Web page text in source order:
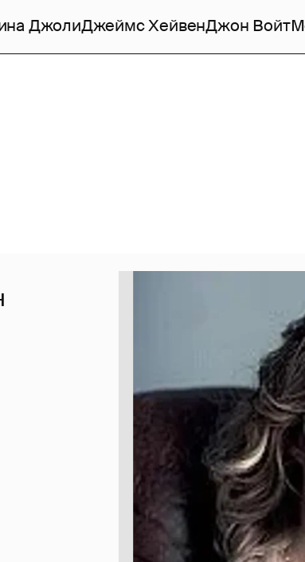
ДжолиДжеймс ХейвенДжон Войт